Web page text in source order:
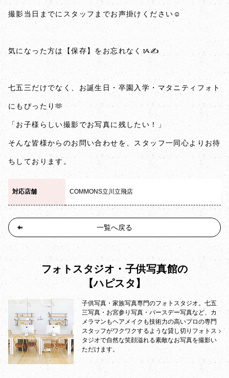
撮影当日までにスタッフまでお声掛けください☺️
気になった方は【保存】をお忘れなくᝰ✍️
七五三だけでなく、お誕生日・卒園入学・マタニティフォト
にもぴったり🫶
「お子様らしい撮影でお写真に残したい！」
そんな皆様からのお問い合わせを、スタッフ一同心よりお待
ちしております。
対応店舗 COMMONS立川立飛店
一覧へ戻る
フォトスタジオ・子供写真館の
【ハピスタ】
子供写真・家族写真専門のフォトスタジオ。七五
三写真・お宮参り写真・バースデー写真など、カ
メラマンもヘアメイクも技術力の高いプロの専門
スタッフがワクワクするような貸し切りフォトス
タジオで自然な笑顔溢れる素敵なお写真を撮影い
ただけます。